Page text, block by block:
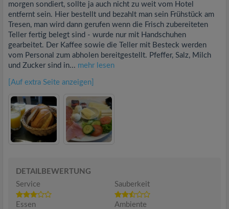
morgen sondiert, sollte ja auch nicht zu weit vom Hotel
entfernt sein. Hier bestellt und bezahlt man sein Frühstück am
Tresen, man wird dann gerufen wenn die Frisch zubereiteten
Teller fertig belegt sind - wurde nur mit Handschuhen
gearbeitet. Der Kaffee sowie die Teller mit Besteck werden
vom Personal zum abholen bereitgestellt. Pfeffer, Salz, Milch
und Zucker sind in... mehr lesen
[Auf extra Seite anzeigen]
DETAILBEWERTUNG
Service
Sauberkeit
Essen Ambiente